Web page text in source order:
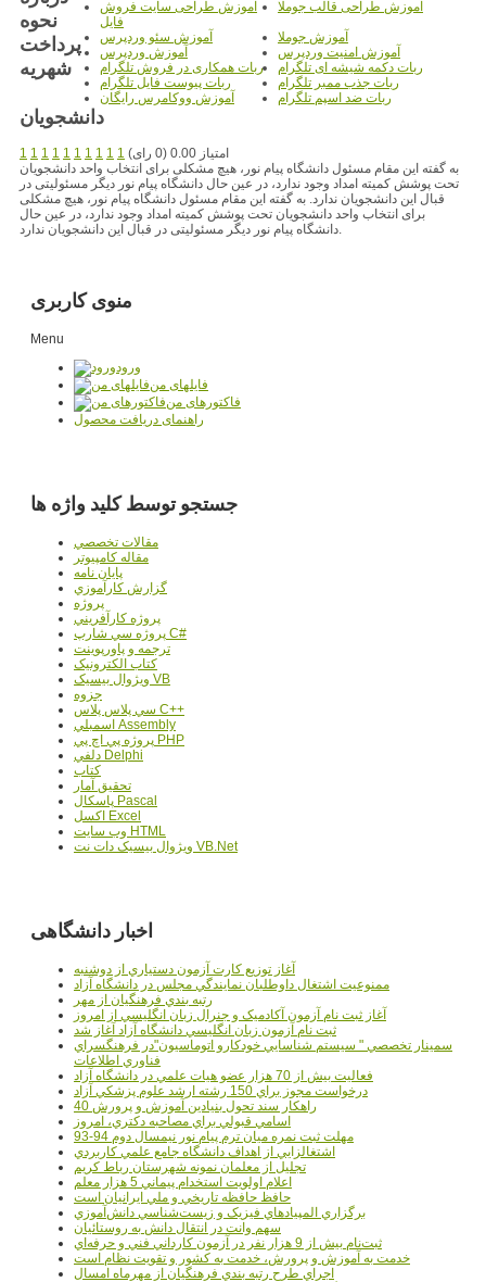
آموزش طراحی قالب جوملا
آموزش طراحی سایت فروش
فایل
آموزش جوملا
آموزش سئو وردپرس
آموزش امنیت وردپرس
آموزش وردپرس
ربات دکمه شیشه ای تلگرام
ربات همکاری در فروش تلگرام
ربات جذب ممبر تلگرام
ربات پیوست فایل تلگرام
ربات ضد اسپم تلگرام
آموزش ووکامرس رایگان
نحوه
پرداخت
شهریه
دانشجویان
1 1 1 1 1 1 1 1 1 1
امتیاز 0.00 (0 رای)
به گفته این مقام مسئول دانشگاه پیام نور، هیچ مشکلی برای انتخاب واحد دانشجویان
تحت پوشش کمیته امداد وجود ندارد، در عین حال دانشگاه پیام نور دیگر مسئولیتی در
قبال این دانشجویان ندارد. به گفته این مقام مسئول دانشگاه پیام نور، هیچ مشکلی
برای انتخاب واحد دانشجویان تحت پوشش کمیته امداد وجود ندارد، در عین حال
دانشگاه پیام نور دیگر مسئولیتی در قبال این دانشجویان ندارد.
منوی کاربری
Menu
ورود
فایلهای من
فاکتورهای من
راهنمای دریافت محصول
جستجو توسط کلید واژه ها
مقالات تخصصي
مقاله کامپیوتر
پایان نامه
گزارش کارآموزي
پروژه
پروژه کارآفريني
پروژه سي شارپ C#
ترجمه و پاورپوينت
کتاب الکترونيک
ويژوال بيسيک VB
جزوه
سي پلاس پلاس C++
اسمبلي Assembly
پروژه پي اچ پي PHP
دلفي Delphi
کتاب
تحقيق آمار
پاسکال Pascal
اکسل Excel
وب سايت HTML
ويژوال بيسيک دات نت VB.Net
اخبار دانشگاهی
آغاز توزيع کارت آزمون دستياري از دوشنبه
ممنوعيت اشتغال داوطلبان نمايندگي مجلس در دانشگاه آزاد
رتبه بندي فرهنگيان از مهر
آغاز ثبت نام آزمون آکادميک و جنرال زبان انگليسي از امروز
ثبت نام آزمون زبان انگليسي دانشگاه آزاد آغاز شد
سمينار تخصصي " سيستم شناسايي خودکارو اتوماسيون"در فرهنگسراي
فناوري اطلاعات
فعاليت بيش از 70 هزار عضو هيات علمي در دانشگاه آزاد
درخواست مجوز براي 150 رشته ارشد علوم پزشکي آزاد
40 راهکار سند تحول بنيادين آموزش و پرورش
اسامي قبولي براي مصاحبه دکتري، امروز
مهلت ثبت نمره میان ترم پیام نور نیمسال دوم 94-93
اشتغالزايي از اهداف دانشگاه جامع علمي کاربردي
تجليل از معلمان نمونه شهرستان رباط کريم
اعلام اولويت استخدام پيماني 5 هزار معلم
حافظ حافظه تاريخي و ملي ايرانيان است
برگزاري المپيادهاي فيزيک و زيست‌شناسي دانش‌آموزي
سهم وانت در انتقال دانش به روستائيان
ثبت‌نام بيش از 9 هزار نفر در آزمون کارداني فني و حرفه‌اي
خدمت به آموزش و پرورش، خدمت به کشور و تقويت نظام است
اجراي طرح رتبه بندي فرهنگيان از مهرماه امسال